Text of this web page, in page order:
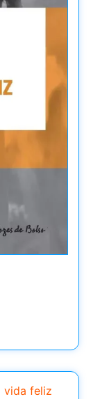
vida feliz